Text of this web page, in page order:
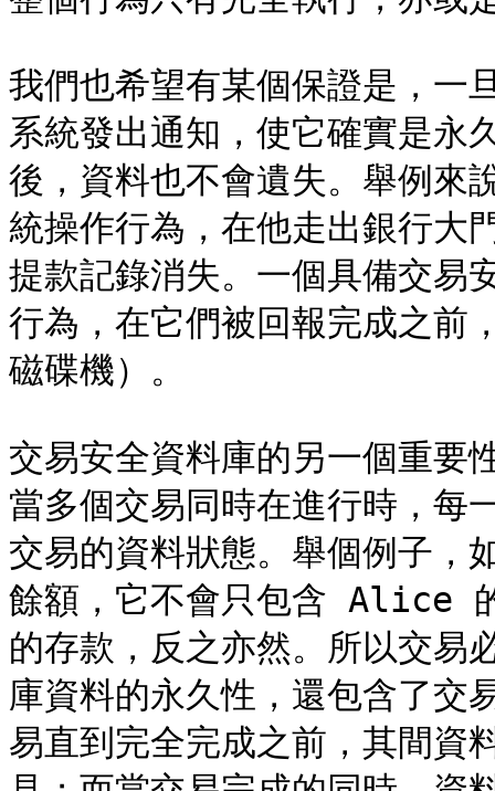
我們也希望有某個保證是，一
系統發出通知，使它確實是永
後，資料也不會遺失。舉例
統操作行為，在他走出銀行大
提款記錄消失。一個具備交易
行為，在它們被回報完成之前
磁碟機）。
交易安全資料庫的另一個重
當多個交易同時在進行時，每
交易的資料狀態。舉個例子，
餘額，它不會只包含 Alice
的存款，反之亦然。所以交易
庫資料的永久性，還包含了交
易直到完全完成之前，其間資